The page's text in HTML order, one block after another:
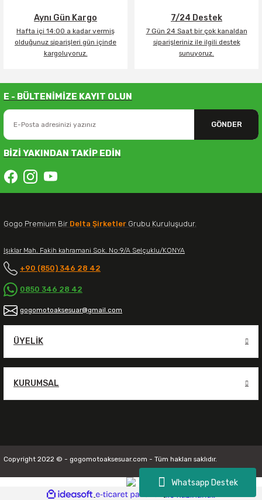
Whatsapp Destek
Aynı Gün Kargo
Hafta içi 14:00 a kadar vermiş
olduğunuz siparişleri gün içinde
kargoluyoruz.
7/24 Destek
7 Gün 24 Saat bir çok kanaldan
siparişleriniz ile ilgili destek
sunuyoruz.
E - BÜLTENİMİZE KAYIT OLUN
GÖNDER
BİZİ YAKINDAN TAKİP EDİN
Gogo Premium Bir Delta Şirketler Grubu Kuruluşudur.
Işıklar Mah. Fakih kahramani Sok. No:9/A Selçuklu/KONYA
+90 (850) 346 28 42
0850 346 28 42
gogomotoaksesuar@gmail.com
ÜYELIK
KURUMSAL
Copyright 2022 © - gogomotoaksesuar.com - Tüm hakları saklıdır.
ideasoft